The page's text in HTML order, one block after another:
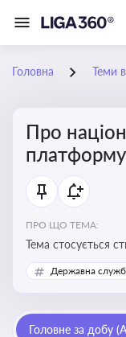
Головна Теми
Про
ПРО ЩО ТЕМА:
Тема стосується
цифрової
забезпечити
Державна
Головне за добу